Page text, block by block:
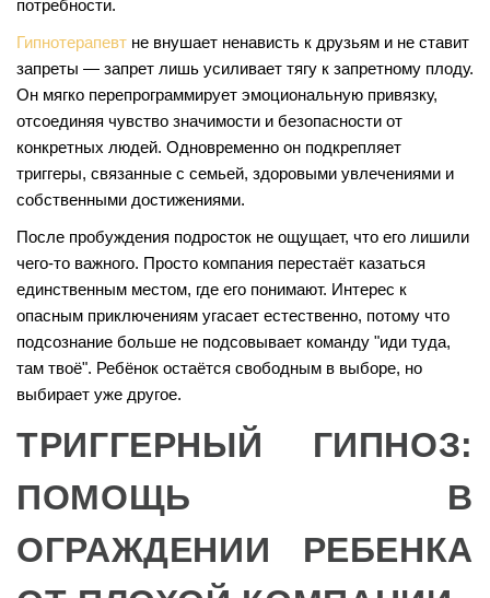
потребности.
Гипнотерапевт не внушает ненависть к друзьям и не ставит
запреты — запрет лишь усиливает тягу к запретному плоду.
Он мягко перепрограммирует эмоциональную привязку,
отсоединяя чувство значимости и безопасности от
конкретных людей. Одновременно он подкрепляет
триггеры, связанные с семьей, здоровыми увлечениями и
собственными достижениями.
После пробуждения подросток не ощущает, что его лишили
чего-то важного. Просто компания перестаёт казаться
единственным местом, где его понимают. Интерес к
опасным приключениям угасает естественно, потому что
подсознание больше не подсовывает команду "иди туда,
там твоё". Ребёнок остаётся свободным в выборе, но
выбирает уже другое.
ТРИГГЕРНЫЙ ГИПНОЗ:
ПОМОЩЬ В
ОГРАЖДЕНИИ РЕБЕНКА